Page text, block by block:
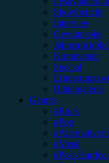
Showbericht
Interview
Gewinnspiel
Kommentar
Special
Bildergalerie
Genres
#Rock
#Pop
#Alternative/
#Metal
#Post-